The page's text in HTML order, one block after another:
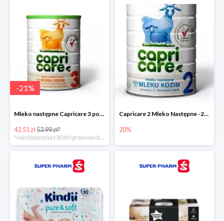
-21%
Mleko następne Capricare 3 powyżej 12 miesięcy 400 g
42.51 zł53.99 zł*
Capricare 2 Mleko Następne -20%
20%